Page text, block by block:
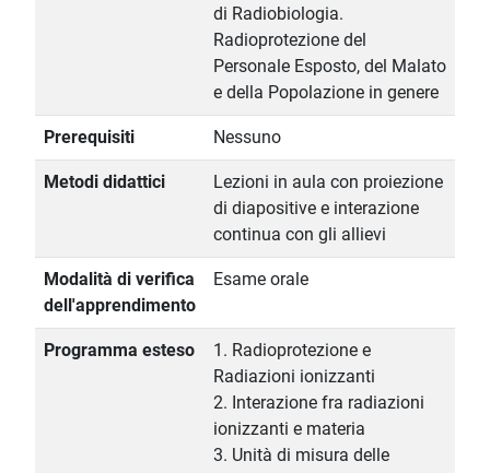
di Radiobiologia.
Radioprotezione del
Personale Esposto, del Malato
e della Popolazione in genere
Prerequisiti Nessuno
Metodi didattici
Lezioni in aula con proiezione
di diapositive e interazione
continua con gli allievi
Modalità di verifica
dell'apprendimento
Esame orale
Programma esteso
1. Radioprotezione e
Radiazioni ionizzanti
2. Interazione fra radiazioni
ionizzanti e materia
3. Unità di misura delle